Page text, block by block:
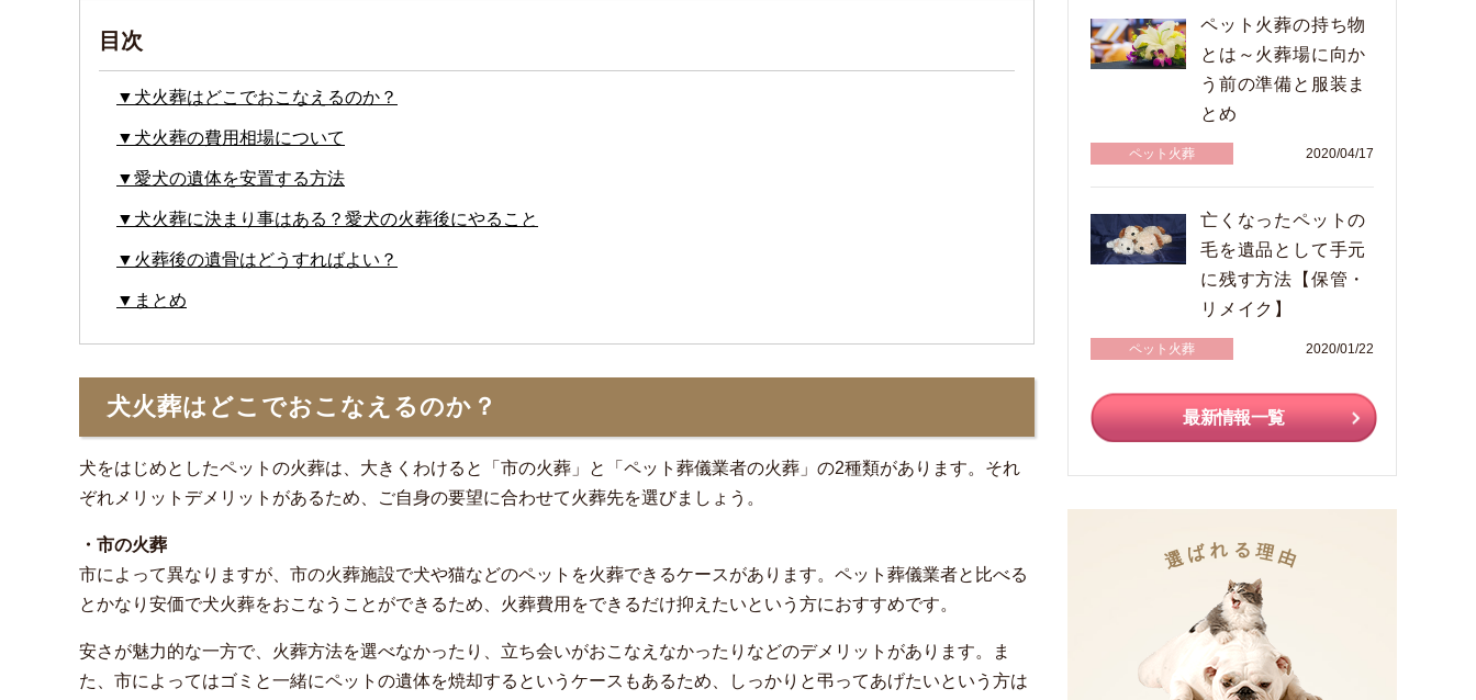
目次
▼犬火葬はどこでおこなえるのか？
▼犬火葬の費用相場について
▼愛犬の遺体を安置する方法
▼犬火葬に決まり事はある？愛犬の火葬後にやること
▼火葬後の遺骨はどうすればよい？
▼まとめ
犬火葬はどこでおこなえるのか？
犬をはじめとしたペットの火葬は、大きくわけると「市の火葬」と「ペット葬儀業者の火葬」の2種類があります。それ
ぞれメリットデメリットがあるため、ご自身の要望に合わせて火葬先を選びましょう。
・市の火葬
市によって異なりますが、市の火葬施設で犬や猫などのペットを火葬できるケースがあります。ペット葬儀業者と比べる
とかなり安価で犬火葬をおこなうことができるため、火葬費用をできるだけ抑えたいという方におすすめです。
安さが魅力的な一方で、火葬方法を選べなかったり、立ち会いがおこなえなかったりなどのデメリットがあります。ま
た、市によってはゴミと一緒にペットの遺体を焼却するというケースもあるため、しっかりと弔ってあげたいという方は
ペット火葬の持ち物
とは～火葬場に向か
う前の準備と服装ま
とめ
ペット火葬 2020/04/17
亡くなったペットの
毛を遺品として手元
に残す方法【保管・
リメイク】
ペット火葬 2020/01/22
最新情報一覧
選ば れ る 理由